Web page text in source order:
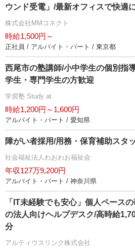
ウンド受電」/最新オフィスで快適
株式会社MMコネクト
時給1,500円～
正社員 / アルバイト・パート / 東京都
西尾市の塾講師/小中学生の個別指
学生・専門学生の方歓迎
学習塾 Study at
時給1,200円～1,600円
アルバイト・パート / 愛知県
障がい者採用/用務・保育補助スタ
社会福祉法人わおわお福祉会
年収127万9,200円
アルバイト・パート / 神奈川県
「IT未経験でも安心」個人ペース
の法人向けヘルプデスク/高時給
分
アルティウスリンク株式会社